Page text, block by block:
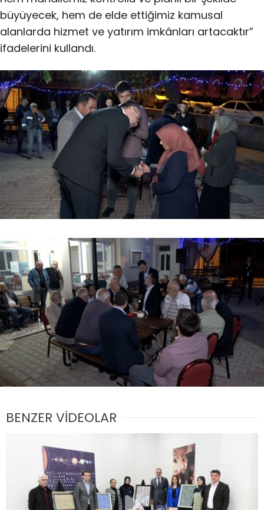
büyüyecek, hem de elde ettiğimiz kamusal
alanlarda hizmet ve yatırım imkânları artacaktır”
ifadelerini kullandı.
BENZER VİDEOLAR